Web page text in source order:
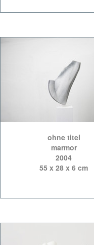
ohne titel
marmor
2004
55 x 28 x 6 cm